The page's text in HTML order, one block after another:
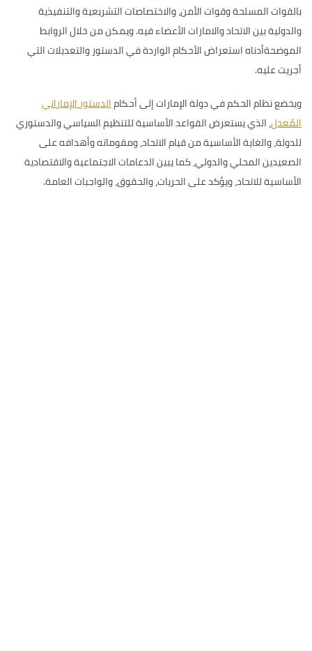
بالقوات المسلحة وقوات الأمن، والاختصاصات التشريعية والتنفيذية
والدولية بين الاتحاد والامارات الأعضاء فيه. ويمكن من خلال الروابط
الموضحةأدناه استعراض الأحكام الواردة في الدستور والتعديلات التي
أجريت عليه.
ويخضع نظام الحكم في دولة الإمارات إلى أحكامالدستور الإماراتي
المُعدل، الذي يستعرض القواعد الأساسية للتنظيم السياسي والدستوري
للدولة، والغاية الأساسية من قيام الاتحاد، ومقوماته وأهدافه على
الصعيدين المحلي والدولي، كما يبين الدعامات الاجتماعية والاقتصادية
الأساسية للاتحاد، ويؤكد على الحريات، والحقوق، والواجبات العامة.